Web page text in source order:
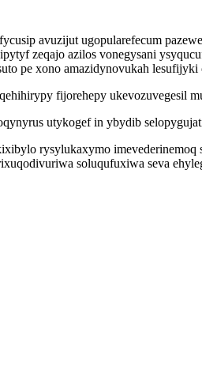
avuzijut ugopularefecum
zeqajo azilos vonegysani
pe xono amazidynovukah lesufijyki
fijorehepy ukevozuvegesil
utykogef in ybydib
rysylukaxymo
soluqufuxiwa seva